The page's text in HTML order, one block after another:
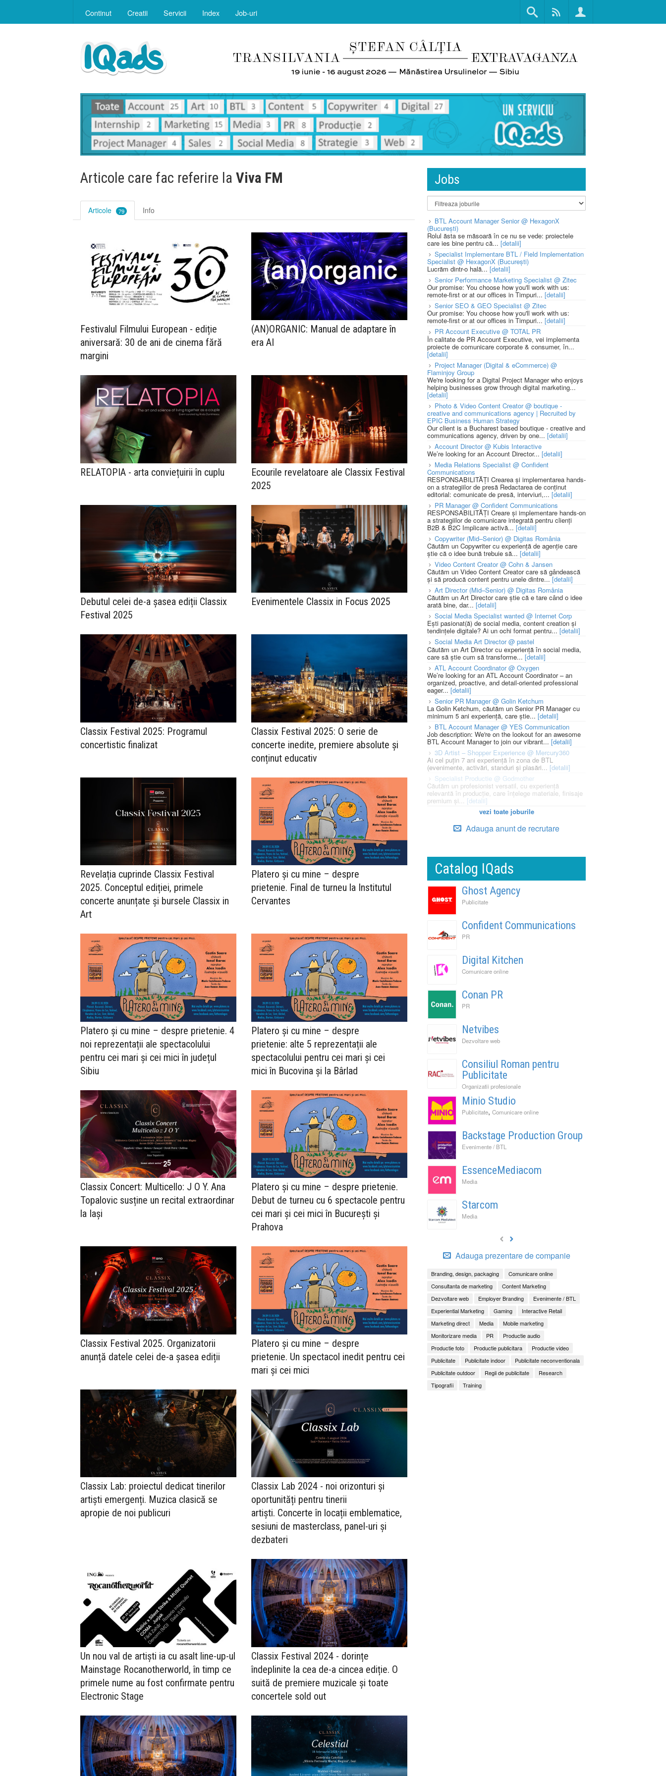
Continut Creatii Servicii Index Job-uri
Articole care fac referire la Viva FM
Articole 79 Info
Festivalul Filmului European - ediție
aniversară: 30 de ani de cinema fără
margini
(AN)ORGANIC: Manual de adaptare în
era AI
RELATOPIA - arta conviețuirii în cuplu
Ecourile revelatoare ale Classix Festival
2025
Debutul celei de-a șasea ediții Classix
Festival 2025
Evenimentele Classix in Focus 2025
Classix Festival 2025: Programul
concertistic finalizat
Classix Festival 2025: O serie de
concerte inedite, premiere absolute și
conținut educativ
Revelația cuprinde Classix Festival
2025. Conceptul ediției, primele
concerte anunțate și bursele Classix in
Art
Platero şi cu mine – despre
prietenie. Final de turneu la Institutul
Cervantes
Platero şi cu mine – despre prietenie. 4
noi reprezentații ale spectacolului
pentru cei mari și cei mici în județul
Sibiu
Platero şi cu mine – despre
prietenie: alte 5 reprezentații ale
spectacolului pentru cei mari și cei
mici în Bucovina și la Bârlad
Classix Concert: Multicello: J O Y. Ana
Topalovic susține un recital extraordinar
la Iași
Platero şi cu mine – despre prietenie.
Debut de turneu cu 6 spectacole pentru
cei mari și cei mici în București și
Prahova
Classix Festival 2025. Organizatorii
anunță datele celei de-a șasea ediții
Platero şi cu mine – despre
prietenie. Un spectacol inedit pentru cei
mari şi cei mici
Classix Lab: proiectul dedicat tinerilor
artiști emergenți. Muzica clasică se
apropie de noi publicuri
Classix Lab 2024 - noi orizonturi și
oportunități pentru tinerii
artiști. Concerte în locații emblematice,
sesiuni de masterclass, panel-uri și
dezbateri
Un nou val de artiști ia cu asalt line-up-ul
Mainstage Rocanotherworld, în timp ce
primele nume au fost confirmate pentru
Electronic Stage
Classix Festival 2024 - dorințe
îndeplinite la cea de-a cincea ediție. O
suită de premiere muzicale și toate
concertele sold out
Jobs
BTL Account Manager Senior @ HexagonX
(București)
Rolul ăsta se măsoară în ce nu se vede: proiectele
care ies bine pentru că... [detalii]
Specialist Implementare BTL / Field Implementation
Specialist @ HexagonX (București)
Lucrăm dintr-o hală... [detalii]
Senior Performance Marketing Specialist @ Zitec
Our promise: You choose how you'll work with us:
remote-first or at our offices in Timpuri... [detalii]
Senior SEO & GEO Specialist @ Zitec
Our promise: You choose how you'll work with us:
remote-first or at our offices in Timpuri... [detalii]
PR Account Executive @ TOTAL PR
În calitate de PR Account Executive, vei implementa
proiecte de comunicare corporate & consumer, în...
[detalii]
Project Manager (Digital & eCommerce) @
Flaminjoy Group
We're looking for a Digital Project Manager who enjoys
helping businesses grow through digital marketing...
[detalii]
Photo & Video Content Creator @ boutique -
creative and communications agency | Recruited by
EPIC Business Human Strategy
Our client is a Bucharest based boutique - creative and
communications agency, driven by one... [detalii]
Account Director @ Kubis Interactive
We’re looking for an Account Director... [detalii]
Media Relations Specialist @ Confident
Communications
RESPONSABILITĂȚI Crearea și implementarea hands-
on a strategiilor de presă Redactarea de conținut
editorial: comunicate de presă, interviuri,... [detalii]
PR Manager @ Confident Communications
RESPONSABILITĂȚI Creare și implementare hands-on
a strategiilor de comunicare integrată pentru clienți
B2B & B2C Implicare activă... [detalii]
Copywriter (Mid–Senior) @ Digitas România
Căutăm un Copywriter cu experiență de agenție care
știe că o idee bună trebuie să... [detalii]
Video Content Creator @ Cohn & Jansen
Căutăm un Video Content Creator care să gândească
și să producă content pentru unele dintre... [detalii]
Art Director (Mid–Senior) @ Digitas România
Căutăm un Art Director care știe că e tare când o idee
arată bine, dar... [detalii]
Social Media Specialist wanted @ Internet Corp
Ești pasionat(ă) de social media, content creation și
tendințele digitale? Ai un ochi format pentru... [detalii]
Social Media Art Director @ pastel
Căutăm un Art Director cu experiență în social media,
care să știe cum să transforme... [detalii]
ATL Account Coordinator @ Oxygen
We’re looking for an ATL Account Coordinator – an
organized, proactive, and detail-oriented professional
eager... [detalii]
Senior PR Manager @ Golin Ketchum
La Golin Ketchum, căutăm un Senior PR Manager cu
minimum 5 ani experiență, care știe... [detalii]
BTL Account Manager @ YES Communication
Job description: We're on the lookout for an awesome
BTL Account Manager to join our vibrant... [detalii]
3D Artist – Shopper Experience @ Mercury360
Ai cel puțin 7 ani experiență în zona de BTL
(evenimente, activări, standuri și plasări... [detalii]
Specialist Productie @ Godmother
Căutăm un profesionist versatil, cu experiență
relevantă în producție, care înțelege materiale, finisaje
premium și... [detalii]
vezi toate joburile
Adauga anunt de recrutare
Catalog IQads
Ghost Agency
Publicitate
Confident Communications
PR
Digital Kitchen
Comunicare online
Conan PR
PR
Netvibes
Dezvoltare web
Consiliul Roman pentru
Publicitate
Organizatii profesionale
Minio Studio
Publicitate, Comunicare online
Backstage Production Group
Evenimente / BTL
EssenceMediacom
Media
Starcom
Media
Adauga prezentare de companie
Branding, design, packaging
Comunicare online
Consultanta de marketing
Content Marketing
Dezvoltare web
Employer Branding
Evenimente / BTL
Experiential Marketing
Gaming
Interactive Retail
Marketing direct
Media
Mobile marketing
Monitorizare media
PR
Productie audio
Productie foto
Productie publicitara
Productie video
Publicitate
Publicitate indoor
Publicitate neconventionala
Publicitate outdoor
Regii de publicitate
Research
Tipografii
Training